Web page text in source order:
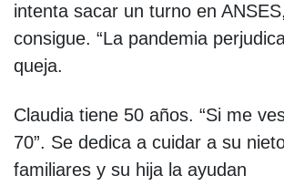
intenta sacar un turno en
consigue. “La pandemia
queja.
Claudia tiene 50 años. “Si me
70”. Se dedica a cuidar a su
familiares y su hija la ayudan